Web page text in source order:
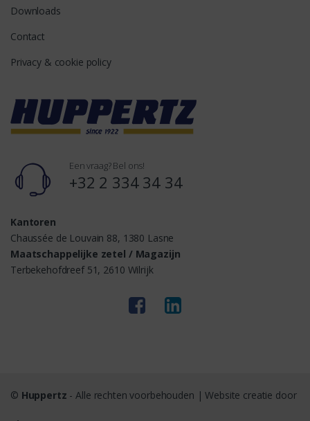
Downloads
Contact
Privacy & cookie policy
Een vraag? Bel ons!
+32 2 334 34 34
Kantoren
Chaussée de Louvain 88, 1380 Lasne
Maatschappelijke zetel / Magazijn
Terbekehofdreef 51, 2610 Wilrijk
© Huppertz - Alle rechten voorbehouden | Website creatie door